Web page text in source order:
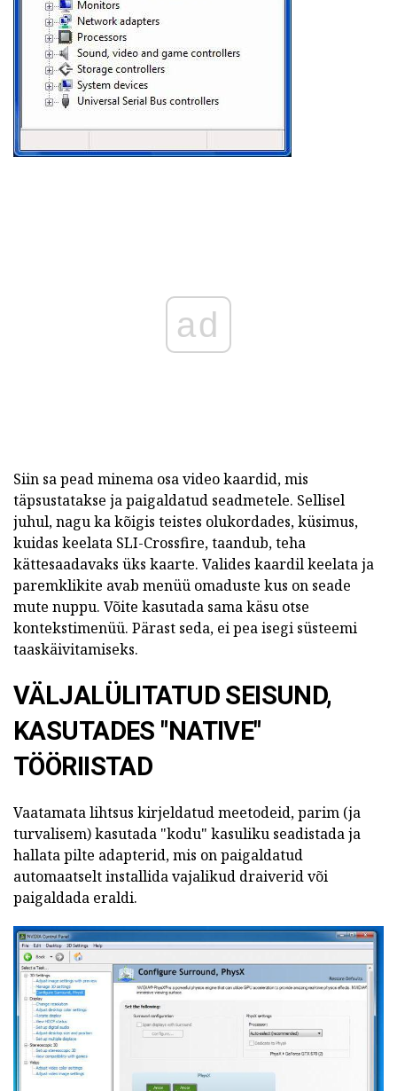
ad
Siin sa pead minema osa video kaardid, mis
täpsustatakse ja paigaldatud seadmetele. Sellisel
juhul, nagu ka kõigis teistes olukordades, küsimus,
kuidas keelata SLI-Crossfire, taandub, teha
kättesaadavaks üks kaarte. Valides kaardil keelata ja
paremklikite avab menüü omaduste kus on seade
mute nuppu. Võite kasutada sama käsu otse
kontekstimenüü. Pärast seda, ei pea isegi süsteemi
taaskäivitamiseks.
VÄLJALÜLITATUD SEISUND,
KASUTADES "NATIVE"
TÖÖRIISTAD
Vaatamata lihtsus kirjeldatud meetodeid, parim (ja
turvalisem) kasutada "kodu" kasuliku seadistada ja
hallata pilte adapterid, mis on paigaldatud
automaatselt installida vajalikud draiverid või
paigaldada eraldi.